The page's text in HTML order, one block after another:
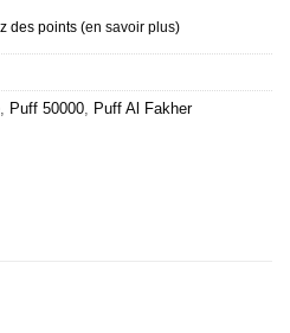
des points (en savoir plus)
, Puff 50000, Puff Al Fakher